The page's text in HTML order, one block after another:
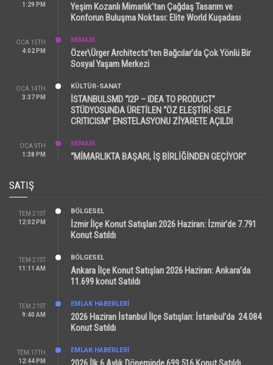
1:29 PM
Yeşim Kozanlı Mimarlık’tan Çağdaş Tasarım ve
Konforun Buluşma Noktası: Elite World Kuşadası
OCA 15TH
4:02 PM
MİMARİ
Özer\Ürger Architects’ten Bağcılar’da Çok Yönlü Bir
Sosyal Yaşam Merkezi
OCA 14TH
3:37 PM
KÜLTÜR-SANAT
İSTANBULSMD “I2P – IDEA TO PRODUCT”
STÜDYOSUNDA ÜRETİLEN “ÖZ ELEŞTİRİ-SELF
CRITICISM” ENSTELASYONU ZİYARETE AÇILDI
OCA 9TH
1:38 PM
MİMARİ
“MİMARLIKTA BAŞARI, İŞ BİRLİĞİNDEN GEÇİYOR”
SATIŞ
TEM 21ST
12:02 PM
BÖLGESEL
İzmir İlçe Konut Satışları 2026 Haziran: İzmir’de 7.791
Konut Satıldı
TEM 21ST
11:11 AM
BÖLGESEL
Ankara İlçe Konut Satışları 2026 Haziran: Ankara’da
11.699 konut Satıldı
TEM 21ST
9:40 AM
EMLAK HABERLERI
2026 Haziran İstanbul İlçe Satışları: İstanbul’da 24.084
Konut Satıldı
TEM 17TH
12:44 PM
EMLAK HABERLERI